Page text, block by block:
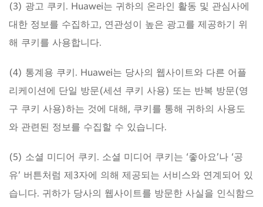
(3) 광고 쿠키. Huawei는 귀하의 온라인 활동 및 관심사에
대한 정보를 수집하고, 연관성이 높은 광고를 제공하기 위
해 쿠키를 사용합니다.
(4) 통계용 쿠키. Huawei는 당사의 웹사이트와 다른 어플
리케이션에 단일 방문(세션 쿠키 사용) 또는 반복 방문(영
구 쿠키 사용)하는 것에 대해, 쿠키를 통해 귀하의 사용도
와 관련된 정보를 수집할 수 있습니다.
(5) 소셜 미디어 쿠키. 소셜 미디어 쿠키는 ‘좋아요’나 ‘공
유’ 버튼처럼 제3자에 의해 제공되는 서비스와 연계되어 있
습니다. 귀하가 당사의 웹사이트를 방문한 사실을 인식함으